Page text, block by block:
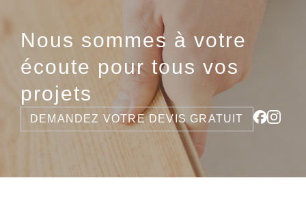
Nous sommes à votre
écoute pour tous vos
projets
DEMANDEZ VOTRE DEVIS GRATUIT